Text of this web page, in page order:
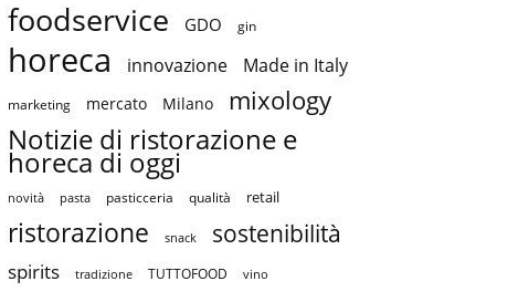
foodservice GDO gin
horeca innovazione Made in Italy
marketing mercato Milano mixology
Notizie di ristorazione e
horeca di oggi
novità pasta pasticceria qualità retail
ristorazione snack sostenibilità
spirits tradizione TUTTOFOOD vino